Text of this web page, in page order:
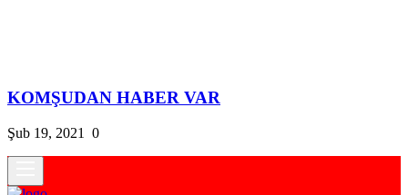
KOMŞUDAN HABER VAR
Şub 19, 2021 0